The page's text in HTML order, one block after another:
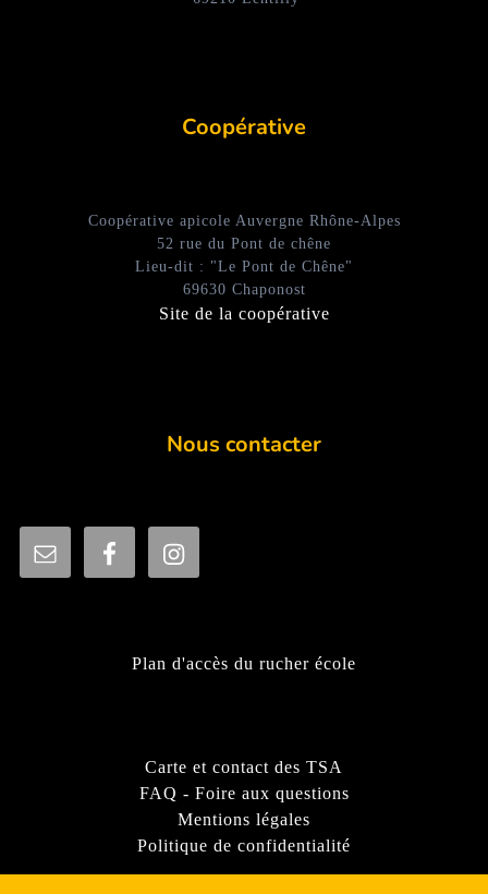
Coopérative
Coopérative apicole Auvergne Rhône-Alpes
52 rue du Pont de chêne
Lieu-dit : "Le Pont de Chêne"
69630 Chaponost
Site de la coopérative
Nous contacter
Plan d'accès du rucher école
Carte et contact des TSA
FAQ - Foire aux questions
Mentions légales
Politique de confidentialité